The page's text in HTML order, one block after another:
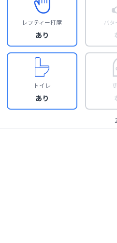
レフティー打席
あり
パタ
トイレ
あり